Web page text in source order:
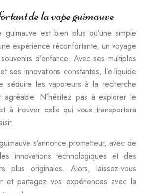
de la vape guimauve
guimauve est bien plus qu’une simple
expérience réconfortante, un voyage
d’enfance. Avec ses multiples
ses innovations constantes, l’e-liquide
séduire les vapoteurs à la recherche
agréable. N’hésitez pas à explorer le
à trouver celle qui vous transportera
s’annonce prometteur, avec de
innovations technologiques et des
plus originales. Alors, laissez-vous
et partagez vos expériences avec la